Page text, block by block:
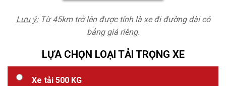
Lưu ý:Từ 45km trở lên được tính là xe đi đường dài có
bảng giá riêng.
LỰA CHỌN LOẠI TẢI TRỌNG XE
Xe tải 500 KG